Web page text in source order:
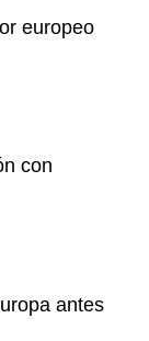
europeo
con
antes